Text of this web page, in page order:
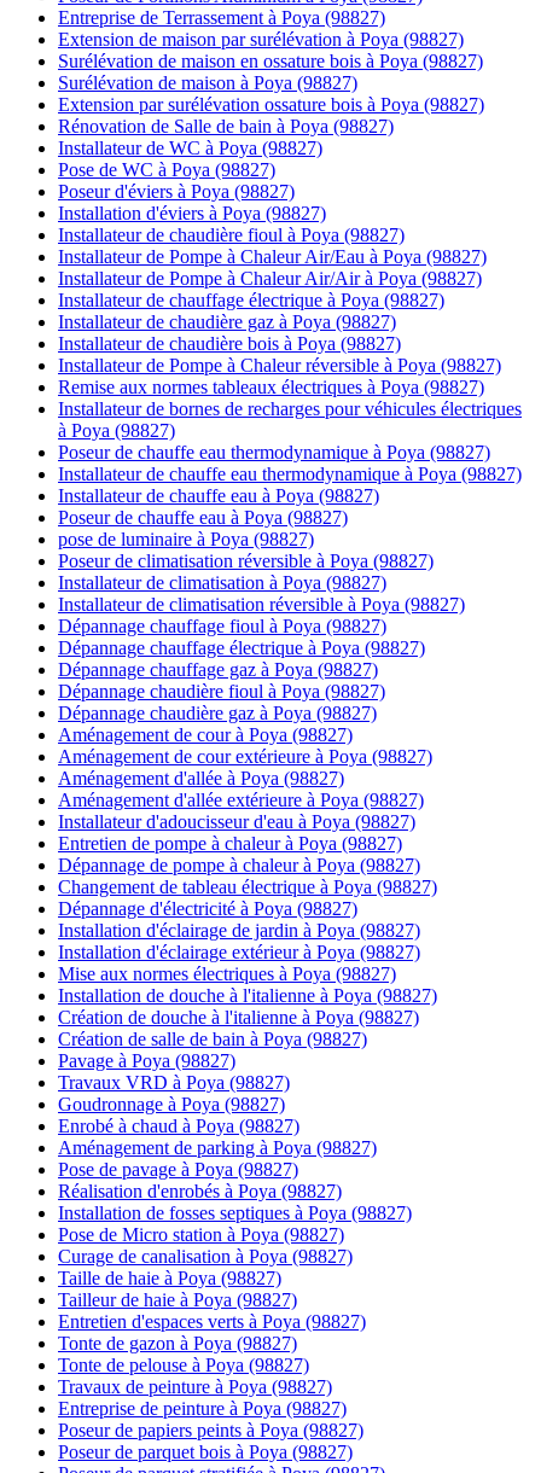
Entreprise de Terrassement à Poya (98827)
Extension de maison par surélévation à Poya (98827)
Surélévation de maison en ossature bois à Poya (98827)
Surélévation de maison à Poya (98827)
Extension par surélévation ossature bois à Poya (98827)
Rénovation de Salle de bain à Poya (98827)
Installateur de WC à Poya (98827)
Pose de WC à Poya (98827)
Poseur d'éviers à Poya (98827)
Installation d'éviers à Poya (98827)
Installateur de chaudière fioul à Poya (98827)
Installateur de Pompe à Chaleur Air/Eau à Poya (98827)
Installateur de Pompe à Chaleur Air/Air à Poya (98827)
Installateur de chauffage électrique à Poya (98827)
Installateur de chaudière gaz à Poya (98827)
Installateur de chaudière bois à Poya (98827)
Installateur de Pompe à Chaleur réversible à Poya (98827)
Remise aux normes tableaux électriques à Poya (98827)
Installateur de bornes de recharges pour véhicules électriques
à Poya (98827)
Poseur de chauffe eau thermodynamique à Poya (98827)
Installateur de chauffe eau thermodynamique à Poya (98827)
Installateur de chauffe eau à Poya (98827)
Poseur de chauffe eau à Poya (98827)
pose de luminaire à Poya (98827)
Poseur de climatisation réversible à Poya (98827)
Installateur de climatisation à Poya (98827)
Installateur de climatisation réversible à Poya (98827)
Dépannage chauffage fioul à Poya (98827)
Dépannage chauffage électrique à Poya (98827)
Dépannage chauffage gaz à Poya (98827)
Dépannage chaudière fioul à Poya (98827)
Dépannage chaudière gaz à Poya (98827)
Aménagement de cour à Poya (98827)
Aménagement de cour extérieure à Poya (98827)
Aménagement d'allée à Poya (98827)
Aménagement d'allée extérieure à Poya (98827)
Installateur d'adoucisseur d'eau à Poya (98827)
Entretien de pompe à chaleur à Poya (98827)
Dépannage de pompe à chaleur à Poya (98827)
Changement de tableau électrique à Poya (98827)
Dépannage d'électricité à Poya (98827)
Installation d'éclairage de jardin à Poya (98827)
Installation d'éclairage extérieur à Poya (98827)
Mise aux normes électriques à Poya (98827)
Installation de douche à l'italienne à Poya (98827)
Création de douche à l'italienne à Poya (98827)
Création de salle de bain à Poya (98827)
Pavage à Poya (98827)
Travaux VRD à Poya (98827)
Goudronnage à Poya (98827)
Enrobé à chaud à Poya (98827)
Aménagement de parking à Poya (98827)
Pose de pavage à Poya (98827)
Réalisation d'enrobés à Poya (98827)
Installation de fosses septiques à Poya (98827)
Pose de Micro station à Poya (98827)
Curage de canalisation à Poya (98827)
Taille de haie à Poya (98827)
Tailleur de haie à Poya (98827)
Entretien d'espaces verts à Poya (98827)
Tonte de gazon à Poya (98827)
Tonte de pelouse à Poya (98827)
Travaux de peinture à Poya (98827)
Entreprise de peinture à Poya (98827)
Poseur de papiers peints à Poya (98827)
Poseur de parquet bois à Poya (98827)